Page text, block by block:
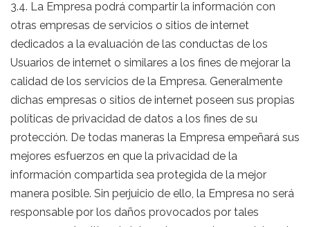
3.4. La Empresa podrá compartir la información con
otras empresas de servicios o sitios de internet
dedicados a la evaluación de las conductas de los
Usuarios de internet o similares a los fines de mejorar la
calidad de los servicios de la Empresa. Generalmente
dichas empresas o sitios de internet poseen sus propias
políticas de privacidad de datos a los fines de su
protección. De todas maneras la Empresa empeñará sus
mejores esfuerzos en que la privacidad de la
información compartida sea protegida de la mejor
manera posible. Sin perjuicio de ello, la Empresa no será
responsable por los daños provocados por tales